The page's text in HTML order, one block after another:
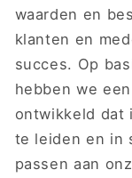
waarden en
klanten en
succes. Op
hebben we
ontwikkeld dat
te leiden en in
passen aan